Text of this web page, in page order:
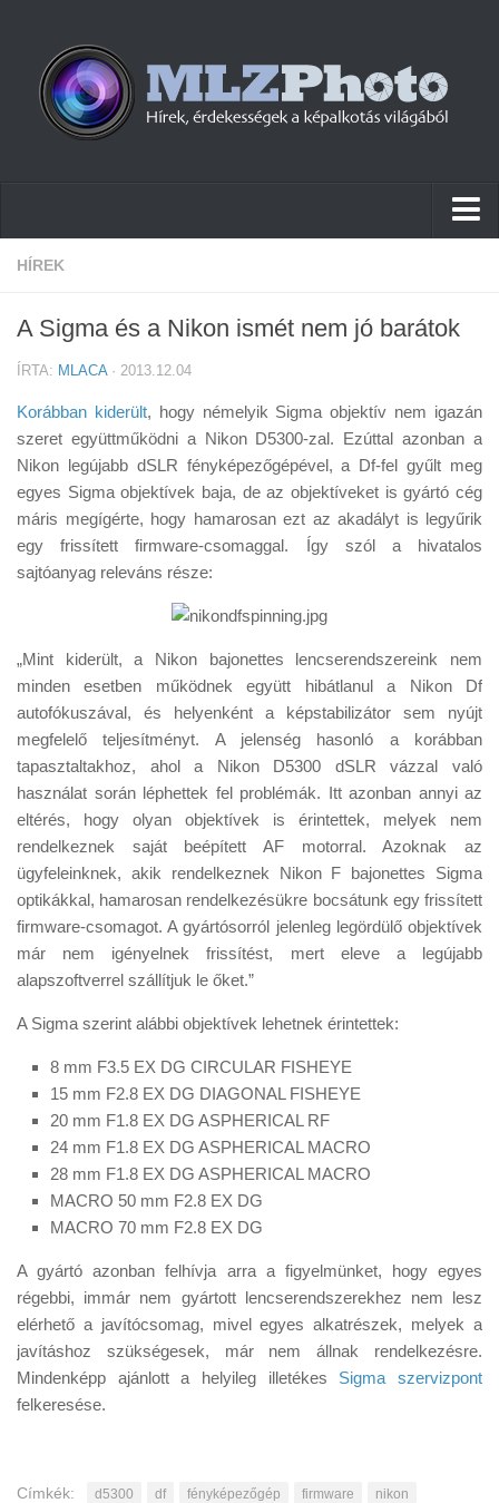
Hírek
Cikkek
Firmware
Tudástár
Tanácsok
Érdekességek
HÍREK
A Sigma és a Nikon ismét nem jó barátok
ÍRTA: MLACA· 2013.12.04
Korábban kiderült, hogy némelyik Sigma objektív nem igazán
szeret együttműködni a Nikon D5300-zal. Ezúttal azonban a
Nikon legújabb dSLR fényképezőgépével, a Df-fel gyűlt meg
egyes Sigma objektívek baja, de az objektíveket is gyártó cég
máris megígérte, hogy hamarosan ezt az akadályt is legyűrik
egy frissített firmware-csomaggal. Így szól a hivatalos
sajtóanyag releváns része:
„Mint kiderült, a Nikon bajonettes lencserendszereink nem
minden esetben működnek együtt hibátlanul a Nikon Df
autofókuszával, és helyenként a képstabilizátor sem nyújt
megfelelő teljesítményt. A jelenség hasonló a korábban
tapasztaltakhoz, ahol a Nikon D5300 dSLR vázzal való
használat során léphettek fel problémák. Itt azonban annyi az
eltérés, hogy olyan objektívek is érintettek, melyek nem
rendelkeznek saját beépített AF motorral. Azoknak az
ügyfeleinknek, akik rendelkeznek Nikon F bajonettes Sigma
optikákkal, hamarosan rendelkezésükre bocsátunk egy frissített
firmware-csomagot. A gyártósorról jelenleg legördülő objektívek
már nem igényelnek frissítést, mert eleve a legújabb
alapszoftverrel szállítjuk le őket.”
A Sigma szerint alábbi objektívek lehetnek érintettek:
8 mm F3.5 EX DG CIRCULAR FISHEYE
15 mm F2.8 EX DG DIAGONAL FISHEYE
20 mm F1.8 EX DG ASPHERICAL RF
24 mm F1.8 EX DG ASPHERICAL MACRO
28 mm F1.8 EX DG ASPHERICAL MACRO
MACRO 50 mm F2.8 EX DG
MACRO 70 mm F2.8 EX DG
A gyártó azonban felhívja arra a figyelmünket, hogy egyes
régebbi, immár nem gyártott lencserendszerekhez nem lesz
elérhető a javítócsomag, mivel egyes alkatrészek, melyek a
javításhoz szükségesek, már nem állnak rendelkezésre.
Mindenképp ajánlott a helyileg illetékes Sigma szervizpont
felkeresése.
Címkék: d5300 df fényképezőgép firmware
nikon